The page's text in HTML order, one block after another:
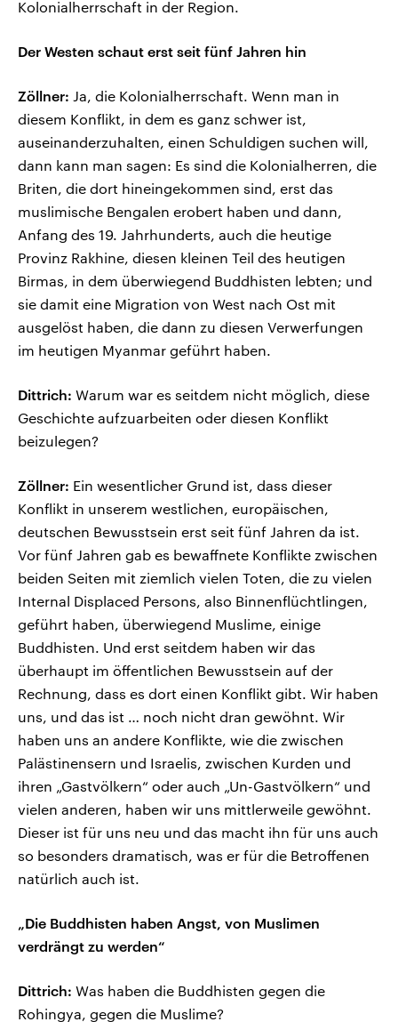
Kolonialherrschaft in der Region.
Der Westen schaut erst seit fünf Jahren hin
Zöllner: Ja, die Kolonialherrschaft. Wenn man in
diesem Konflikt, in dem es ganz schwer ist,
auseinanderzuhalten, einen Schuldigen suchen will,
dann kann man sagen: Es sind die Kolonialherren, die
Briten, die dort hineingekommen sind, erst das
muslimische Bengalen erobert haben und dann,
Anfang des 19. Jahrhunderts, auch die heutige
Provinz Rakhine, diesen kleinen Teil des heutigen
Birmas, in dem überwiegend Buddhisten lebten; und
sie damit eine Migration von West nach Ost mit
ausgelöst haben, die dann zu diesen Verwerfungen
im heutigen Myanmar geführt haben.
Dittrich: Warum war es seitdem nicht möglich, diese
Geschichte aufzuarbeiten oder diesen Konflikt
beizulegen?
Zöllner: Ein wesentlicher Grund ist, dass dieser
Konflikt in unserem westlichen, europäischen,
deutschen Bewusstsein erst seit fünf Jahren da ist.
Vor fünf Jahren gab es bewaffnete Konflikte zwischen
beiden Seiten mit ziemlich vielen Toten, die zu vielen
Internal Displaced Persons, also Binnenflüchtlingen,
geführt haben, überwiegend Muslime, einige
Buddhisten. Und erst seitdem haben wir das
überhaupt im öffentlichen Bewusstsein auf der
Rechnung, dass es dort einen Konflikt gibt. Wir haben
uns, und das ist … noch nicht dran gewöhnt. Wir
haben uns an andere Konflikte, wie die zwischen
Palästinensern und Israelis, zwischen Kurden und
ihren „Gastvölkern“ oder auch „Un-Gastvölkern“ und
vielen anderen, haben wir uns mittlerweile gewöhnt.
Dieser ist für uns neu und das macht ihn für uns auch
so besonders dramatisch, was er für die Betroffenen
natürlich auch ist.
„Die Buddhisten haben Angst, von Muslimen
verdrängt zu werden“
Dittrich: Was haben die Buddhisten gegen die
Rohingya, gegen die Muslime?